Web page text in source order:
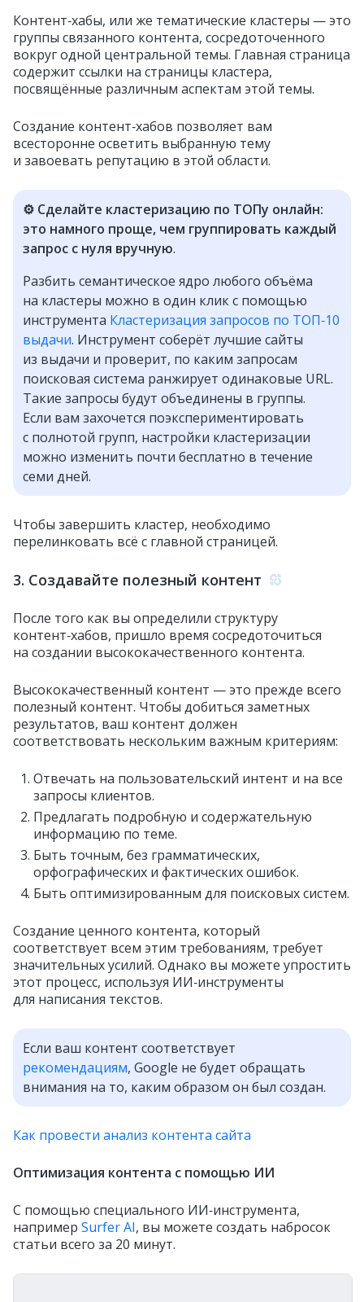
Контент‑хабы, или же тематические кластеры — это
группы связанного контента, сосредоточенного
вокруг одной центральной темы. Главная страница
содержит ссылки на страницы кластера,
посвящённые различным аспектам этой темы.
Создание контент‑хабов позволяет вам
всесторонне осветить выбранную тему
и завоевать репутацию в этой области.
⚙️ Сделайте кластеризацию по ТОПу онлайн:
это намного проще, чем группировать каждый
запрос с нуля вручную.
Разбить семантическое ядро любого объёма
на кластеры можно в один клик с помощью
инструмента Кластеризация запросов по ТОП‑10
выдачи. Инструмент соберёт лучшие сайты
из выдачи и проверит, по каким запросам
поисковая система ранжирует одинаковые URL.
Такие запросы будут объединены в группы.
Если вам захочется поэкспериментировать
с полнотой групп, настройки кластеризации
можно изменить почти бесплатно в течение
семи дней.
Чтобы завершить кластер, необходимо
перелинковать всё с главной страницей.
3. Создавайте полезный контент
После того как вы определили структуру
контент‑хабов, пришло время сосредоточиться
на создании высококачественного контента.
Высококачественный контент — это прежде всего
полезный контент. Чтобы добиться заметных
результатов, ваш контент должен
соответствовать нескольким важным критериям:
Отвечать на пользовательский интент и на все
запросы клиентов.
Предлагать подробную и содержательную
информацию по теме.
Быть точным, без грамматических,
орфографических и фактических ошибок.
Быть оптимизированным для поисковых систем.
Создание ценного контента, который
соответствует всем этим требованиям, требует
значительных усилий. Однако вы можете упростить
этот процесс, используя ИИ‑инструменты
для написания текстов.
Если ваш контент соответствует
рекомендациям, Google не будет обращать
внимания на то, каким образом он был создан.
Как провести анализ контента сайта
Оптимизация контента с помощью ИИ
С помощью специального ИИ‑инструмента,
например Surfer AI, вы можете создать набросок
статьи всего за 20 минут.